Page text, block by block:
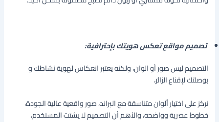
تصميم مواقع تعكس هويتك بإحترافية:
التصميم ليس صور أو الوان، ولكنه يعتبر انعكاس لهوية نشاطك و
بوصلتك لإقناع الزائر،
نركز على اختيار ألوان متناسقة مع البراند، صور واقعية عالية الجودة،
خطوط عصرية وواضحه، والأهم أن التصميم لا يشتت المستخدم،